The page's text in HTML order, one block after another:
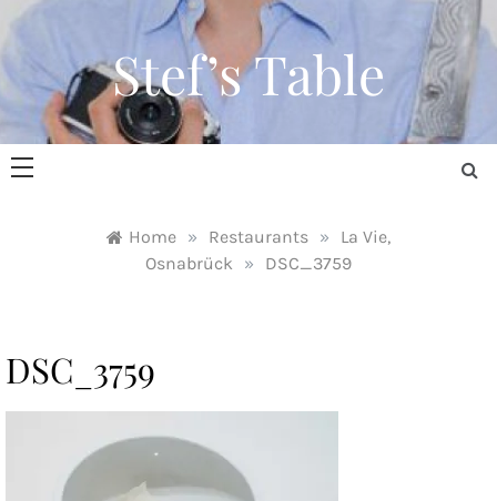
Skip
content
Stef’s Table
Home » Restaurants »
La Vie,
Osnabrück
» DSC_3759
DSC_3759